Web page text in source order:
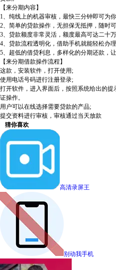
【来分期内容】
1、纯线上的机器审核，最快三分钟即可为
2、简单的贷款操作，无担保无抵押，随时
3、贷款额度非常灵活，额度最高可达二十
4、贷款流程透明化，借助手机就能轻松办
5、超低的借贷利息，多样化的分期还款，让
【来分期借款操作流程】
这款，安装软件，打开使用;
使用电话号码进行注册登录;
打开软件，进入界面后，按照系统给出的
证操作。
用户可以在线选择需要贷款的产品;
提交资料进行审核，审核通过当天放款
猜你喜欢
高清录屏王
别动我手机